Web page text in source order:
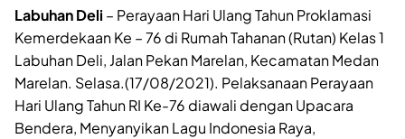
Labuhan Deli – Perayaan Hari Ulang Tahun Proklamasi
Kemerdekaan Ke – 76 di Rumah Tahanan (Rutan) Kelas 1
Labuhan Deli, Jalan Pekan Marelan, Kecamatan Medan
Marelan. Selasa.(17/08/2021). Pelaksanaan Perayaan
Hari Ulang Tahun RI Ke-76 diawali dengan Upacara
Bendera, Menyanyikan Lagu Indonesia Raya,